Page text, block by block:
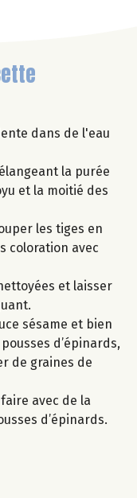
dans de l'eau
la purée
et la moitié des
les tiges en
coloration avec
et laisser
sésame et bien
d’épinards,
de graines de
avec de la
d’épinards.